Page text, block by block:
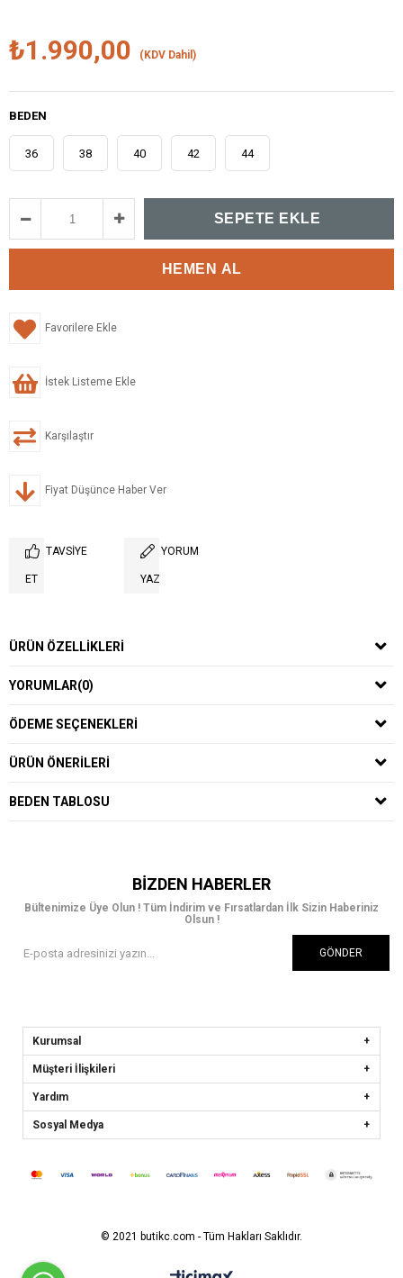
₺1.990,00 (KDV Dahil)
BEDEN
36 38 40 42 44
Favorilere Ekle
İstek Listeme Ekle
Karşılaştır
Fiyat Düşünce Haber Ver
TAVSIYE
ET
YORUM
YAZ
ÜRÜN ÖZELLIKLERI
YORUMLAR(0)
ÖDEME SEÇENEKLERI
ÜRÜN ÖNERILERI
BEDEN TABLOSU
BIZDEN HABERLER
Bültenimize Üye Olun ! Tüm İndirim ve Fırsatlardan İlk Sizin Haberiniz
Olsun !
GÖNDER
Kurumsal
Müşteri İlişkileri
Yardım
Sosyal Medya
© 2021 butikc.com - Tüm Hakları Saklıdır.